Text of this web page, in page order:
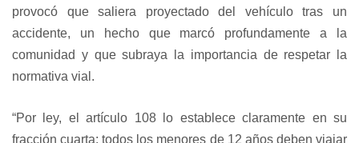
provocó que saliera proyectado del vehículo tras un
accidente, un hecho que marcó profundamente a la
comunidad y que subraya la importancia de respetar la
normativa vial.
“Por ley, el artículo 108 lo establece claramente en su
fracción cuarta: todos los menores de 12 años deben viajar